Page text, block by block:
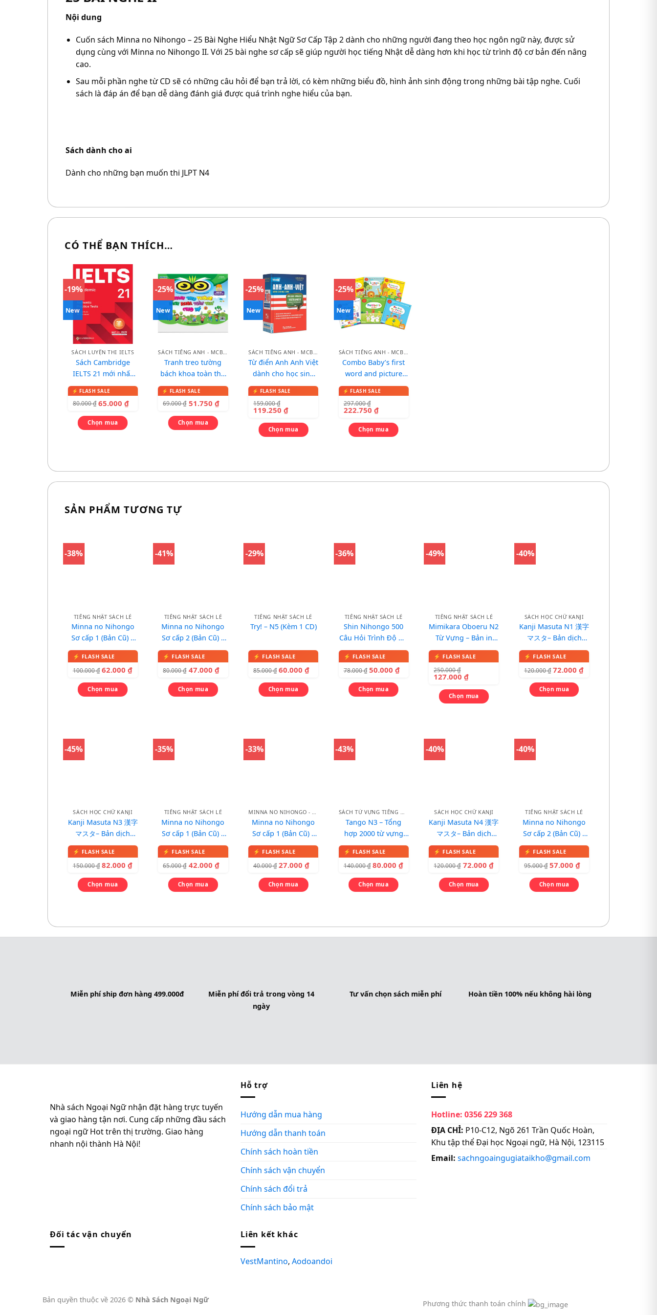
Nội dung
Cuốn sách Minna no Nihongo – 25 Bài Nghe Hiểu Nhật Ngữ Sơ Cấp Tập 2 dành cho những người đang theo học ngôn ngữ này, được sử
dụng cùng với Minna no Nihongo II. Với 25 bài nghe sơ cấp sẽ giúp người học tiếng Nhật dễ dàng hơn khi học từ trình độ cơ bản đến nâng
cao.
Sau mỗi phần nghe từ CD sẽ có những câu hỏi để bạn trả lời, có kèm những biểu đồ, hình ảnh sinh động trong những bài tập nghe. Cuối
sách là đáp án để bạn dễ dàng đánh giá được quá trình nghe hiểu của bạn.
Sách dành cho ai
Dành cho những bạn muốn thi JLPT N4
CÓ THỂ BẠN THÍCH…
-19%
New
SÁCH LUYỆN THI IELTS
Sách Cambridge
IELTS 21 mới nhất
2026
80.000₫ 65.000₫
Chọn mua
-25%
New
SÁCH TIẾNG ANH - MCBOOKS
Tranh treo tường
bách khoa toàn thư
cho bé
69.000₫ 51.750 ₫
Chọn mua
-25%
New
SÁCH TIẾNG ANH - MCBOOKS
Từ điển Anh Anh Việt
dành cho học sinh
(bìa xanh đỏ)
159.000₫
119.250₫
Chọn mua
-25%
New
SÁCH TIẾNG ANH - MCBOOKS
Combo Baby’s first
word and picture
dictionary – Từ điển
song ngữ qua tranh
cho bé
297.000₫
222.750 ₫
Chọn mua
SẢN PHẨM TƯƠNG TỰ
-38%
TIẾNG NHẬT SÁCH LẺ
Minna no Nihongo
Sơ cấp 1 (Bản Cũ) –
Kanji Look and
Learn
100.000₫ 62.000₫
Chọn mua
-41%
TIẾNG NHẬT SÁCH LẺ
Minna no Nihongo
Sơ cấp 2 (Bản Cũ) –
Luyện mẫu câu 2
80.000₫ 47.000 ₫
Chọn mua
-29%
TIẾNG NHẬT SÁCH LẺ
Try! – N5 (Kèm 1 CD)
85.000₫ 60.000₫
Chọn mua
-36%
TIẾNG NHẬT SÁCH LẺ
Shin Nihongo 500
Câu Hỏi Trình Độ N4
và N5 Luyện Thi
Năng Lực Nhật Ngữ
78.000₫ 50.000₫
Chọn mua
-49%
TIẾNG NHẬT SÁCH LẺ
Mimikara Oboeru N2
Từ Vựng – Bản in
màu
250.000₫
127.000₫
Chọn mua
-40%
SÁCH HỌC CHỮ KANJI
Kanji Masuta N1 漢字
マスタ– Bản dịch
tiếng Việt
120.000₫ 72.000₫
Chọn mua
-45%
SÁCH HỌC CHỮ KANJI
Kanji Masuta N3 漢字
マスタ– Bản dịch
tiếng Việt
150.000₫ 82.000₫
Chọn mua
-35%
TIẾNG NHẬT SÁCH LẺ
Minna no Nihongo
Sơ cấp 1 (Bản Cũ) –
25 Bài Đọc 1
65.000₫ 42.000 ₫
Chọn mua
-33%
Minna no Nihongo
Sơ cấp 1 (Bản Cũ) –
Nhật Ngữ Sách Bài
Tập 1
40.000₫ 27.000₫
Chọn mua
-43%
Tango N3 – Tổng
hợp 2000 từ vựng
N3 – Bản dịch tiếng
Việt
140.000₫ 80.000₫
Chọn mua
-40%
SÁCH HỌC CHỮ KANJI
Kanji Masuta N4 漢字
マスタ– Bản dịch
tiếng Việt
120.000₫ 72.000 ₫
Chọn mua
-40%
TIẾNG NHẬT SÁCH LẺ
Minna no Nihongo
Sơ cấp 2 (Bản Cũ) –
Minna no nihongo 2
95.000₫ 57.000₫
Chọn mua
Miễn phí ship đơn hàng 499.000đ
Miễn phí đổi trả trong vòng 14
ngày
Tư vấn chọn sách miễn phí Hoàn tiền 100% nếu không hài lòng
Nhà sách Ngoại Ngữ nhận đặt hàng trực tuyến
và giao hàng tận nơi. Cung cấp những đầu sách
ngoại ngữ Hot trên thị trường. Giao hàng
nhanh nội thành Hà Nội!
Hỗ trợ
Hướng dẫn mua hàng
Hướng dẫn thanh toán
Chính sách hoàn tiền
Chính sách vận chuyển
Chính sách đổi trả
Chính sách bảo mật
Liên hệ
Hotline: 0356 229 368
ĐỊA CHỈ: P10-C12, Ngõ 261 Trần Quốc Hoàn,
Khu tập thể Đại học Ngoại ngữ, Hà Nội, 123115
Email: sachngoaingugiataikho@gmail.com
Đối tác vận chuyển Liên kết khác
VestMantino, Aodoandoi
Phương thức thanh toán chính
Bản quyền thuộc về 2026 © Nhà Sách Ngoại Ngữ